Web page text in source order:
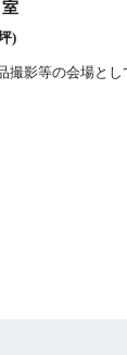
)
撮影等の会場とし